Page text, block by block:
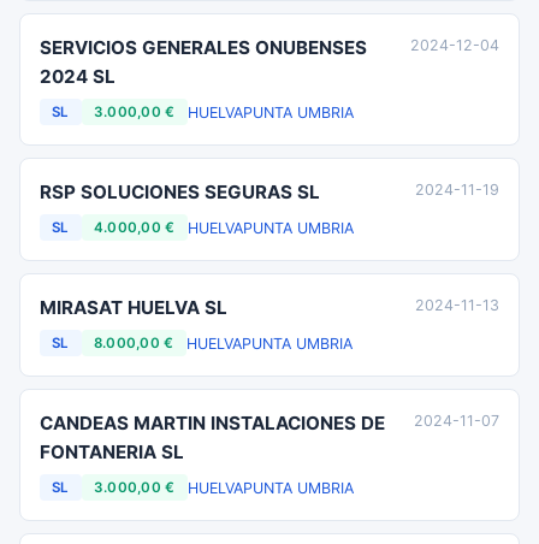
SERVICIOS GENERALES ONUBENSES
2024 SL
SL 3.000,00 € HUELVAPUNTA UMBRIA
2024-12-04
RSP SOLUCIONES SEGURAS SL
SL 4.000,00 € HUELVAPUNTA UMBRIA
2024-11-19
MIRASAT HUELVA SL
SL 8.000,00 € HUELVAPUNTA UMBRIA
2024-11-13
CANDEAS MARTIN INSTALACIONES DE
FONTANERIA SL
SL 3.000,00 € HUELVAPUNTA UMBRIA
2024-11-07